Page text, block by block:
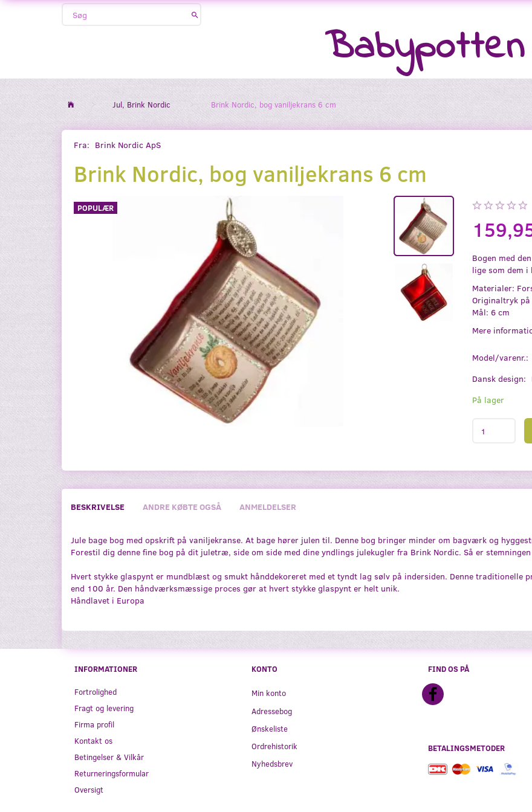
Babypotten
Jul, Brink Nordic Brink Nordic, bog vaniljekrans 6 cm
Fra: Brink Nordic ApS
Brink Nordic, bog vaniljekrans 6 cm
POPULÆR
Bogen med
lige som dem i
Materialer:
Originaltryk
Mål: 6 cm
Mere
Model/varenr.:
Dansk design:
På lager
BESKRIVELSE ANDRE KØBTE OGSÅ ANMELDELSER
Jule bage bog med opskrift på vaniljekranse. At bage hører julen til. Denne bog bringer minder om bagværk og
Forestil dig denne fine bog på dit juletræ, side om side med dine yndlings julekugler fra Brink Nordic. Så er
Hvert stykke glaspynt er mundblæst og smukt hånddekoreret med et tyndt lag sølv på indersiden. Denne
end 100 år. Den håndværksmæssige proces gør at hvert stykke glaspynt er helt unik.
Håndlavet i Europa
INFORMATIONER
Fortrolighed
Fragt og levering
Firma profil
Kontakt os
Betingelser & Vilkår
Returneringsformular
Oversigt
KONTO
Min konto
Adressebog
Ønskeliste
Ordrehistorik
Nyhedsbrev
FIND OS PÅ
BETALINGSMETODER